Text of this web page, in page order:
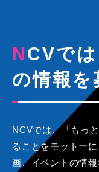
NCVでは、視聴者さまから
の情報を
NCVでは、「もっ
ることをモットー
画、イベントの情